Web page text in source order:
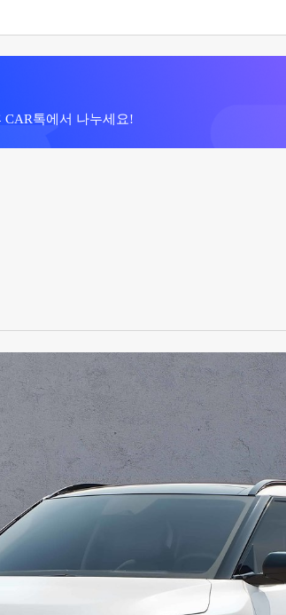
CAR톡에서 나누세요!